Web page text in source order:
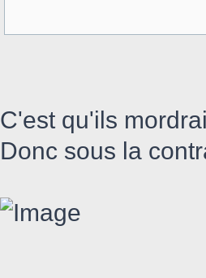
C'est qu'ils
Donc sous la